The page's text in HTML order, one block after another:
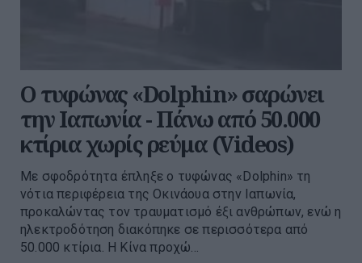
Ο τυφώνας «Dolphin» σαρώνει
την Ιαπωνία - Πάνω από 50.000
κτίρια χωρίς ρεύμα (Videos)
Με σφοδρότητα έπληξε ο τυφώνας «Dolphin» τη
νότια περιφέρεια της Οκινάουα στην Ιαπωνία,
προκαλώντας τον τραυματισμό έξι ανθρώπων, ενώ η
ηλεκτροδότηση διακόπηκε σε περισσότερα από
50.000 κτίρια. Η Κίνα προχώ...